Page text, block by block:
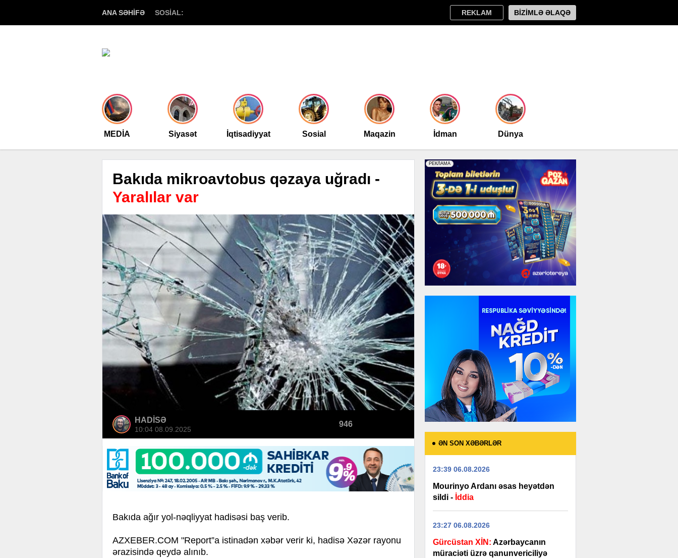
ANA SƏHİFƏ SOSİAL: REKLAM BİZİMLƏ ƏLAQƏ
MEDİA Siyasət İqtisadiyyat Sosial Maqazin İdman Dünya
Bakıda mikroavtobus qəzaya uğradı -
Yaralılar var
HADİSƏ
10:04 08.09.2025
946
Bakıda ağır yol-nəqliyyat hadisəsi baş verib.
AZXEBER.COM "Report”a istinadən xəbər verir ki, hadisə Xəzər rayonu
ərazisində qeydə alınıb.
ƏN SON XƏBƏRLƏR
23:39 06.08.2026
Mourinyo Ardanı əsas heyətdən
sildi - İddia
23:27 06.08.2026
Gürcüstan XİN: Azərbaycanın
müraciəti üzrə qanunvericiliyə